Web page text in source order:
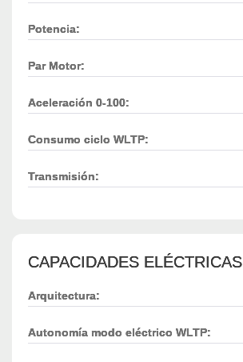
Potencia:
Par Motor:
Aceleración 0-100:
Consumo ciclo WLTP:
Transmisión:
CAPACIDADES ELÉCTRICAS
Arquitectura:
Autonomía modo eléctrico WLTP: